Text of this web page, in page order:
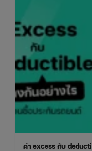
ค่า excess กับ